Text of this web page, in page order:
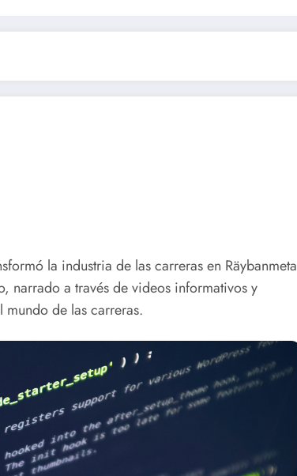
la industria de las carreras en Räybanmeta
narrado a través de videos informativos y
de las carreras.